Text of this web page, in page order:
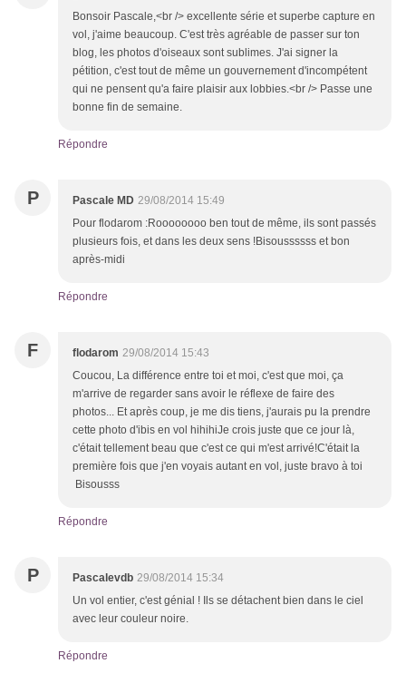
Bonsoir Pascale,<br /> excellente série et superbe capture en
vol, j'aime beaucoup. C'est très agréable de passer sur ton
blog, les photos d'oiseaux sont sublimes. J'ai signer la
pétition, c'est tout de même un gouvernement d'incompétent
qui ne pensent qu'a faire plaisir aux lobbies.<br /> Passe une
bonne fin de semaine.
Répondre
P Pascale MD 29/08/2014 15:49
Pour flodarom :Roooooooo ben tout de même, ils sont passés
plusieurs fois, et dans les deux sens !Bisoussssss et bon
après-midi
Répondre
F flodarom 29/08/2014 15:43
Coucou, La différence entre toi et moi, c'est que moi, ça
m'arrive de regarder sans avoir le réflexe de faire des
photos... Et après coup, je me dis tiens, j'aurais pu la prendre
cette photo d'ibis en vol hihihiJe crois juste que ce jour là,
c'était tellement beau que c'est ce qui m'est arrivé!C'était la
première fois que j'en voyais autant en vol, juste bravo à toi
Bisousss
Répondre
P Pascalevdb 29/08/2014 15:34
Un vol entier, c'est génial ! Ils se détachent bien dans le ciel
avec leur couleur noire.
Répondre